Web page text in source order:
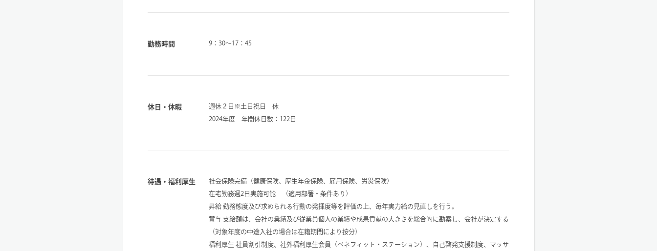
勤務時間 9：30～17：45
休日・休暇
週休２日※土日祝日 休
2024年度 年間休日数：122日
待遇・福利厚生
社会保険完備（健康保険、厚生年金保険、雇用保険、労災保険）
在宅勤務週2日実施可能 （適用部署・条件あり）
昇給 勤務態度及び求められる行動の発揮度等を評価の上、毎年実力給の見直しを行う。
賞与 支給額は、会社の業績及び従業員個人の業績や成果貢献の大きさを総合的に勘案し、会社が決定する
（対象年度の中途入社の場合は在籍期間により按分）
福利厚生 社員割引制度、社外福利厚生会員（ベネフィット・ステーション）、自己啓発支援制度、マッサ